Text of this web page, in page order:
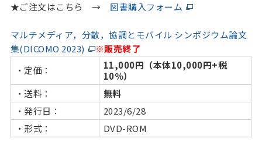
★ご注文はこちら → 図書購入フォーム
マルチメディア，分散，協調とモバイル シンポジウム論文
集(DICOMO 2023)
※販売終了
・定価：
11,000円（本体10,000円+税
10％）
・送料：
無料
・発行日：
2023/6/28
・形式：
DVD-ROM